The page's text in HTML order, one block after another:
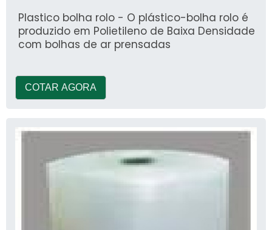
Plastico bolha rolo - O plástico-bolha rolo é
produzido em Polietileno de Baixa Densidade
com bolhas de ar prensadas
COTAR AGORA